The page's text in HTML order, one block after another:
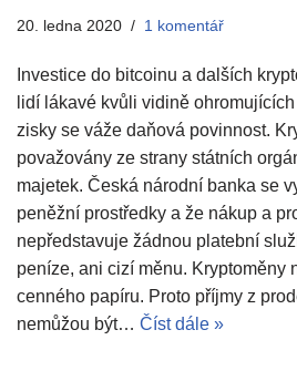
20. ledna 2020 1 komentář
Investice do bitcoinu a dalších
lidí lákavé kvůli vidině
zisky se váže daňová povinnost.
považovány ze strany státních
majetek. Česká národní banka se
peněžní prostředky a že nákup a
nepředstavuje žádnou platební
peníze, ani cizí měnu. Kryptoměny
cenného papíru. Proto příjmy z
nemůžou být… Číst dále »